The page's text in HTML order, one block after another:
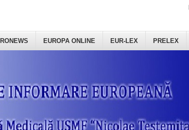
EUROPA ONLINE EUR-LEX PRELEX